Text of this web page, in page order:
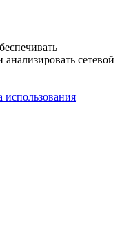
сетевой
использования